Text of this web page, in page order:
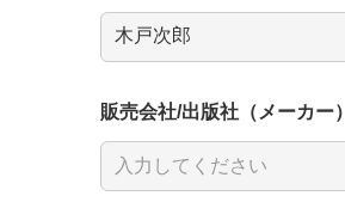
販売会社/出版社（メーカー）